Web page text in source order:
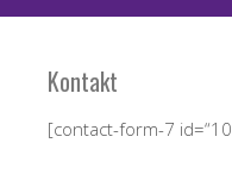
Kontakt
[contact-form-7